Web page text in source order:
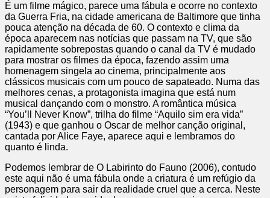
É um filme mágico, parece uma fábula e ocorre no contexto
da Guerra Fria, na cidade americana de Baltimore que tinha
pouca atenção na década de 60. O contexto e clima da
época aparecem nas notícias que passam na TV, que são
rapidamente sobrepostas quando o canal da TV é mudado
para mostrar os filmes da época, fazendo assim uma
homenagem singela ao cinema, principalmente aos
clássicos musicais com um pouco de sapateado. Numa das
melhores cenas, a protagonista imagina que está num
musical dançando com o monstro. A romântica música
“You’ll Never Know”, trilha do filme “Aquilo sim era vida”
(1943) e que ganhou o Oscar de melhor canção original,
cantada por Alice Faye, aparece aqui e lembramos do
quanto é linda.
Podemos lembrar de O Labirinto do Fauno (2006), contudo
este aqui não é uma fábula onde a criatura é um refúgio da
personagem para sair da realidade cruel que a cerca. Neste